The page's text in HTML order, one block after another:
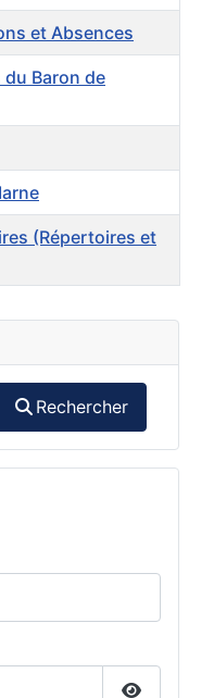
Rechercher
et Absences
du Baron de
(Répertoires et